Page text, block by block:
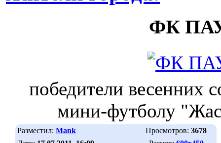
ФК
победители весенних
мини-футболу
Разместил: Mank Просмотров: 3678